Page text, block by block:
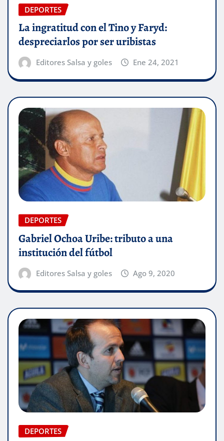
DEPORTES
La ingratitud con el Tino y Faryd:
despreciarlos por ser uribistas
Editores Salsa y goles Ene 24, 2021
DEPORTES
Gabriel Ochoa Uribe: tributo a una
institución del fútbol
Editores Salsa y goles Ago 9, 2020
DEPORTES